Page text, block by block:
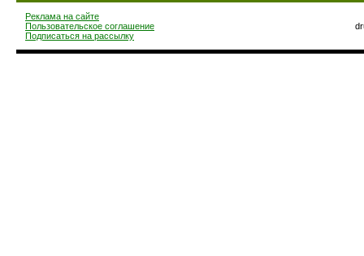
Реклама на сайте
Пользовательское соглашение
Подписаться на рассылку